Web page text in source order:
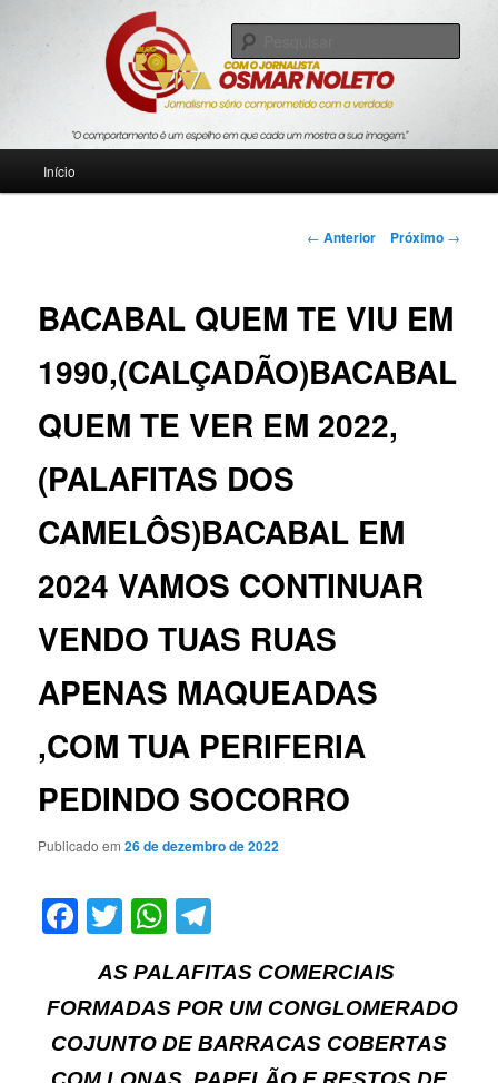
Blog Roda Viva
Jornalismo sério comprometido com a verdade
Início
Navegação
← Anterior Próximo →
BACABAL QUEM TE VIU EM
1990,(CALÇADÃO)BACABAL
QUEM TE VER EM 2022,
(PALAFITAS DOS
CAMELÔS)BACABAL EM
2024 VAMOS CONTINUAR
VENDO TUAS RUAS
APENAS MAQUEADAS
,COM TUA PERIFERIA
PEDINDO SOCORRO
Publicado em26 de dezembro de 2022
Facebook
TwitterWhatsApp
AS PALAFITAS COMERCIAIS
FORMADAS POR UM CONGLOMERADO
COJUNTO DE BARRACAS COBERTAS